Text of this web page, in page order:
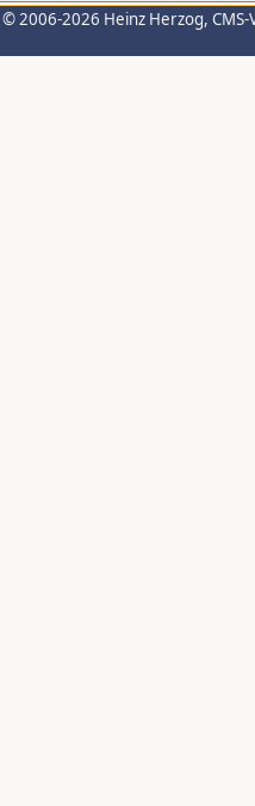
© 2006-2026 Heinz Herzog,